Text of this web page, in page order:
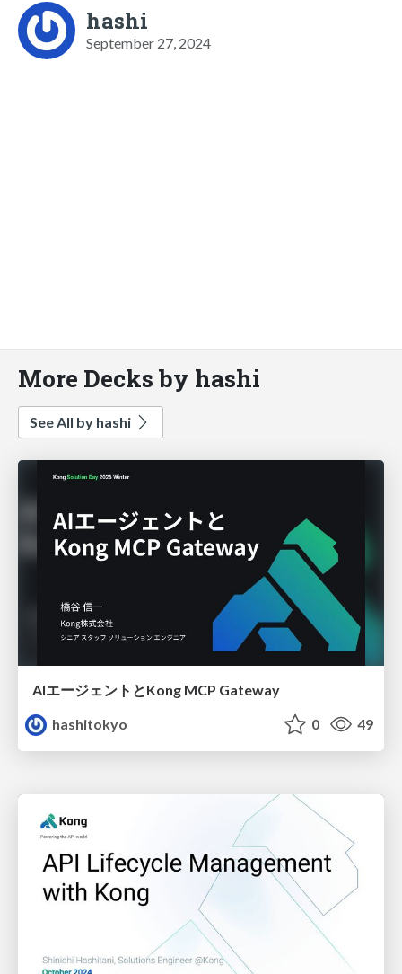
hashi
September 27, 2024
More Decks by hashi
See All by hashi
AIエージェントとKong MCP Gateway
hashitokyo
0 49